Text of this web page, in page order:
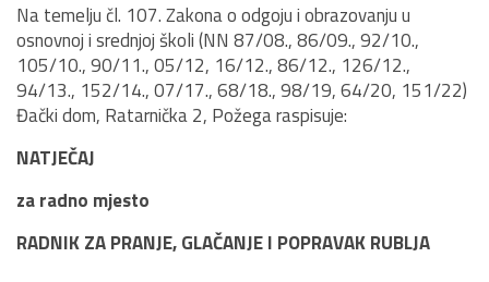
Na temelju čl. 107. Zakona o odgoju i obrazovanju u
osnovnoj i srednjoj školi (NN 87/08., 86/09., 92/10.,
105/10., 90/11., 05/12, 16/12., 86/12., 126/12.,
94/13., 152/14., 07/17., 68/18., 98/19, 64/20, 151/22)
Đački dom, Ratarnička 2, Požega raspisuje:
NATJEČAJ
za radno mjesto
RADNIK ZA PRANJE, GLAČANJE I POPRAVAK RUBLJA